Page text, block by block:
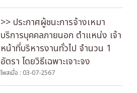
>> ประกาศผู้ชนะการจ้างเหมา
บริการบุคคลภายนอก ตำแหน่ง เจ้า
หน้าที่บริหารงานทั่วไป จำนวน 1
อัตรา โดยวิธีเฉพาะเจาะจง
โพสเมื่อ : 03-07-2567